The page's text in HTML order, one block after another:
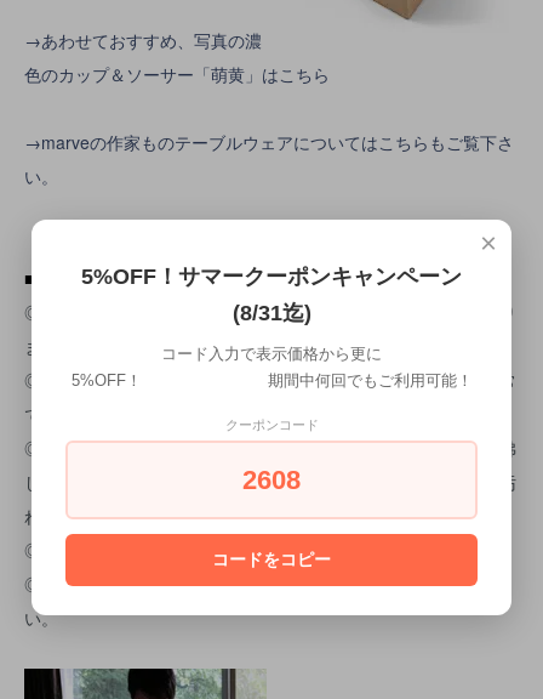
→あわせておすすめ、写真の濃
色のカップ＆ソーサー「萌黄」はこちら
→marveの作家ものテーブルウェアについてはこちらもご覧下さ
い。
■ご使用上の注意
◎ハンドメイドのため形状や色合いなどが１点毎に微妙に異なり
ます。
◎釉薬の特性上、細かな気泡（ピンホール）が見られますが異常
ではありません。
◎初めてご使用になる前に、米のとぎ汁を使って１５分ほど煮沸
し、貫入部分にとぎ汁の成分を入り込ませることにより、器が汚
れにくくなります。
◎直火、電子レンジ、食洗機の使用に対応しておりません。
◎ご使用後は、綺麗に洗い、よく乾燥させてから収納して下さ
い。
×
5%OFF！サマークーポンキャンペーン
(8/31迄)
コード入力で表示価格から更に
5%OFF！ 期間中何回でもご利用可能！
クーポンコード
2608
コードをコピー